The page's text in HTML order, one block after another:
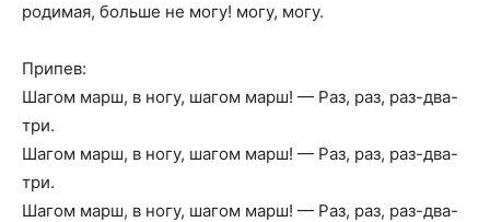
родимая, больше не могу! могу, могу.
Припев:
Шагом марш, в ногу, шагом марш! — Раз, раз, раз-два-
три.
Шагом марш, в ногу, шагом марш! — Раз, раз, раз-два-
три.
Шагом марш, в ногу, шагом марш! — Раз, раз, раз-два-